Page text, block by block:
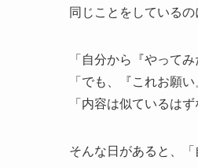
同じことをしている
「自分から『やって
「でも、『これお願
「内容は似ているは
そんな日があると、